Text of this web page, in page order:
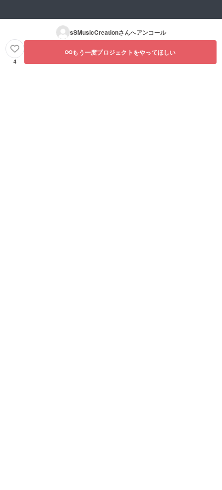
sSMusicCreationさんへアンコール
4
もう一度プロジェクトをやってほしい